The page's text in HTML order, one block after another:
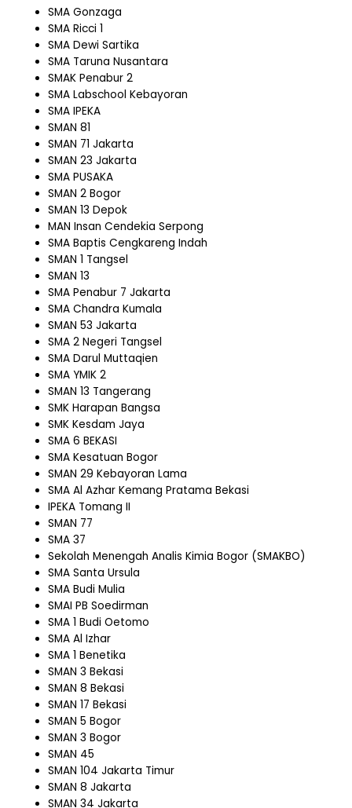
SMA Gonzaga
SMA Ricci 1
SMA Dewi Sartika
SMA Taruna Nusantara
SMAK Penabur 2
SMA Labschool Kebayoran
SMA IPEKA
SMAN 81
SMAN 71 Jakarta
SMAN 23 Jakarta
SMA PUSAKA
SMAN 2 Bogor
SMAN 13 Depok
MAN Insan Cendekia Serpong
SMA Baptis Cengkareng Indah
SMAN 1 Tangsel
SMAN 13
SMA Penabur 7 Jakarta
SMA Chandra Kumala
SMAN 53 Jakarta
SMA 2 Negeri Tangsel
SMA Darul Muttaqien
SMA YMIK 2
SMAN 13 Tangerang
SMK Harapan Bangsa
SMK Kesdam Jaya
SMA 6 BEKASI
SMA Kesatuan Bogor
SMAN 29 Kebayoran Lama
SMA Al Azhar Kemang Pratama Bekasi
IPEKA Tomang II
SMAN 77
SMA 37
Sekolah Menengah Analis Kimia Bogor (SMAKBO)
SMA Santa Ursula
SMA Budi Mulia
SMAI PB Soedirman
SMA 1 Budi Oetomo
SMA Al Izhar
SMA 1 Benetika
SMAN 3 Bekasi
SMAN 8 Bekasi
SMAN 17 Bekasi
SMAN 5 Bogor
SMAN 3 Bogor
SMAN 45
SMAN 104 Jakarta Timur
SMAN 8 Jakarta
SMAN 34 Jakarta